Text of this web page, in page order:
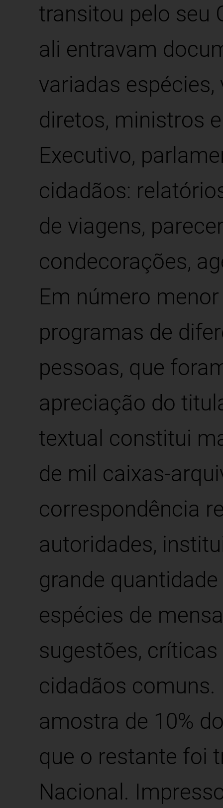
transitou pelo seu
ali entravam
variadas
diretos, ministros
Executivo,
cidadãos:
de viagens,
condecorações,
Em número
programas de
pessoas, que
apreciação do
textual constitui
de mil caixas-
correspondência
autoridades,
grande
espécies de
sugestões,
cidadãos
amostra de 10%
que o restante foi
Nacional.